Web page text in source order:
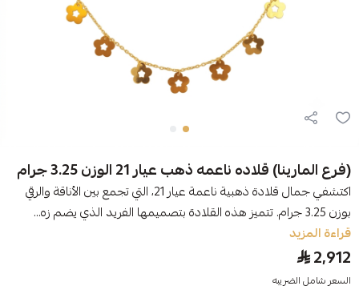
(فرع المارينا) قلاده ناعمه ذهب عيار 21 الوزن 3.25 جرام
اكتشفي جمال قلادة ذهبية ناعمة عيار 21، التي تجمع بين الأناقة والرقي
بوزن 3.25 جرام. تتميز هذه القلادة بتصميمها الفريد الذي يضم زه...
قراءة المزيد
2,912
السعر شامل الضريبه